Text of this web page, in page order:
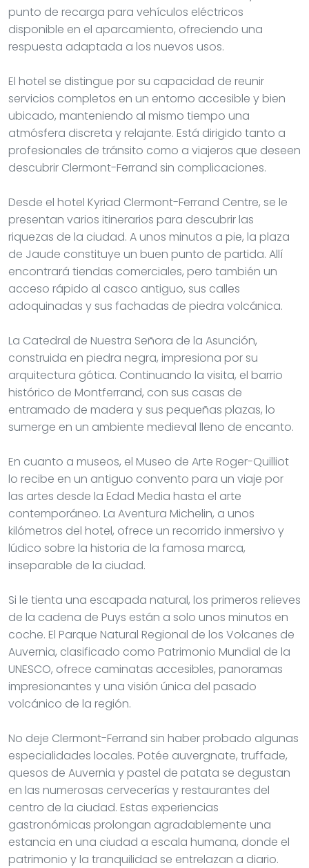
punto de recarga para vehículos eléctricos
disponible en el aparcamiento, ofreciendo una
respuesta adaptada a los nuevos usos.
El hotel se distingue por su capacidad de reunir
servicios completos en un entorno accesible y bien
ubicado, manteniendo al mismo tiempo una
atmósfera discreta y relajante. Está dirigido tanto a
profesionales de tránsito como a viajeros que deseen
descubrir Clermont-Ferrand sin complicaciones.
Desde el hotel Kyriad Clermont-Ferrand Centre, se le
presentan varios itinerarios para descubrir las
riquezas de la ciudad. A unos minutos a pie, la plaza
de Jaude constituye un buen punto de partida. Allí
encontrará tiendas comerciales, pero también un
acceso rápido al casco antiguo, sus calles
adoquinadas y sus fachadas de piedra volcánica.
La Catedral de Nuestra Señora de la Asunción,
construida en piedra negra, impresiona por su
arquitectura gótica. Continuando la visita, el barrio
histórico de Montferrand, con sus casas de
entramado de madera y sus pequeñas plazas, lo
sumerge en un ambiente medieval lleno de encanto.
En cuanto a museos, el Museo de Arte Roger-Quilliot
lo recibe en un antiguo convento para un viaje por
las artes desde la Edad Media hasta el arte
contemporáneo. La Aventura Michelin, a unos
kilómetros del hotel, ofrece un recorrido inmersivo y
lúdico sobre la historia de la famosa marca,
inseparable de la ciudad.
Si le tienta una escapada natural, los primeros relieves
de la cadena de Puys están a solo unos minutos en
coche. El Parque Natural Regional de los Volcanes de
Auvernia, clasificado como Patrimonio Mundial de la
UNESCO, ofrece caminatas accesibles, panoramas
impresionantes y una visión única del pasado
volcánico de la región.
No deje Clermont-Ferrand sin haber probado algunas
especialidades locales. Potée auvergnate, truffade,
quesos de Auvernia y pastel de patata se degustan
en las numerosas cervecerías y restaurantes del
centro de la ciudad. Estas experiencias
gastronómicas prolongan agradablemente una
estancia en una ciudad a escala humana, donde el
patrimonio y la tranquilidad se entrelazan a diario.